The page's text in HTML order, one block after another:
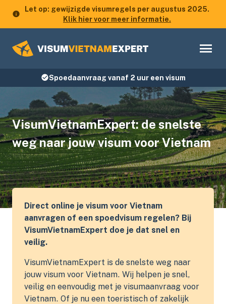
Let op: gewijzigde visumregels per augustus 2025.
Klik hier voor meer informatie.
Spoedaanvraag vanaf 2 uur een visum
VisumVietnamExpert: de snelste
weg naar jouw visum voor Vietnam
Direct online je visum voor Vietnam
aanvragen of een spoedvisum regelen? Bij
VisumVietnamExpert doe je dat snel en
veilig.
VisumVietnamExpert is de snelste weg naar
jouw visum voor Vietnam. Wij helpen je snel,
veilig en eenvoudig met je visumaanvraag voor
Vietnam. Of je nu een toeristisch of zakelijk